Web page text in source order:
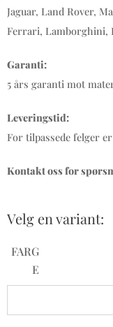
Jaguar, Land Rover,
Ferrari, Lamborghini,
Garanti:
5 års garanti mot
Leveringstid:
For tilpassede felger
Kontakt oss for
Velg en variant:
FARG
E